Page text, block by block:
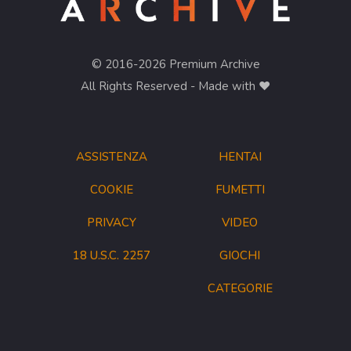
ASSISTENZA
COOKIE
PRIVACY
18 U.S.C. 2257
© 2016-2026 Premium Archive
All Rights Reserved - Made with ❤︎
HENTAI
FUMETTI
VIDEO
GIOCHI
CATEGORIE